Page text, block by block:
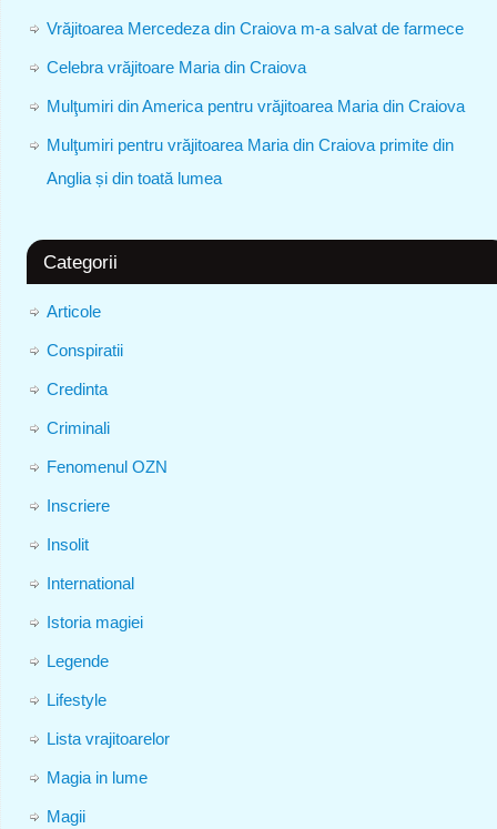
Vrăjitoarea Mercedeza din Craiova m-a salvat de farmece
Celebra vrăjitoare Maria din Craiova
Mulţumiri din America pentru vrăjitoarea Maria din Craiova
Mulţumiri pentru vrăjitoarea Maria din Craiova primite din
Anglia și din toată lumea
Categorii
Articole
Conspiratii
Credinta
Criminali
Fenomenul OZN
Inscriere
Insolit
International
Istoria magiei
Legende
Lifestyle
Lista vrajitoarelor
Magia in lume
Magii